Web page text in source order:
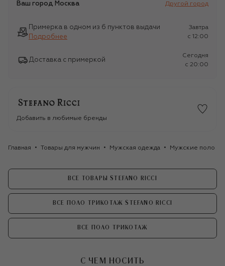
Ваш город Москва Другой город
Примерка в одном из 6 пунктов выдачи
Подробнее
Завтра
c 12:00
Доставка с примеркой
Сегодня
c 20:00
Добавить в любимые бренды
Главная Товары для мужчин Мужская одежда Мужские поло
ВСЕ ТОВАРЫ STEFANO RICCI
ВСЕ ПОЛО ТРИКОТАЖ STEFANO RICCI
ВСЕ ПОЛО ТРИКОТАЖ
С ЧЕМ НОСИТЬ